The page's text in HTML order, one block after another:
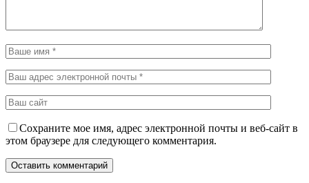
Сохраните мое имя, адрес электронной почты и веб-сайт в
этом браузере для следующего комментария.